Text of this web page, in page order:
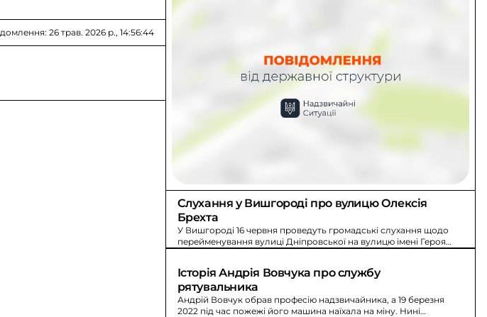
26 трав. 2026 р., 14:56:44
Слухання у Вишгороді про вулицю Олексія
Брехта
У Вишгороді 16 червня проведуть громадські слухання щодо
перейменування вулиці Дніпровської на вулицю імені Героя
України Олексія Брехта.
Історія Андрія Вовчука про службу
рятувальника
Андрій Вовчук обрав професію надзвичайника, а 19 березня
2022 під час пожежі його машина наїхала на міну. Нині